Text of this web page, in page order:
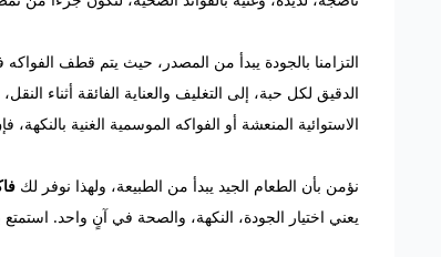
التزامنا بالجودة يبدأ من المصدر، حيث يتم قطف
الدقيق لكل حبة، إلى التغليف والعناية الفائقة أثناء
الاستوائية المنعشة أو الفواكه الموسمية الغنية بالنكهة،
نؤمن بأن الطعام الجيد يبدأ من الطبيعة، ولهذا نوفر لك
يعني اختيار الجودة، النكهة، والصحة في آنٍ واحد.